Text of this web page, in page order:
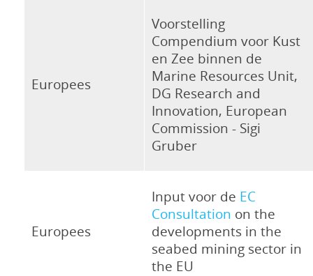
Europees
Voorstelling
Compendium voor Kust
en Zee binnen de
Marine Resources Unit,
DG Research and
Innovation, European
Commission - Sigi
Gruber
Europees
Input voor de EC
Consultation on the
developments in the
seabed mining sector in
the EU